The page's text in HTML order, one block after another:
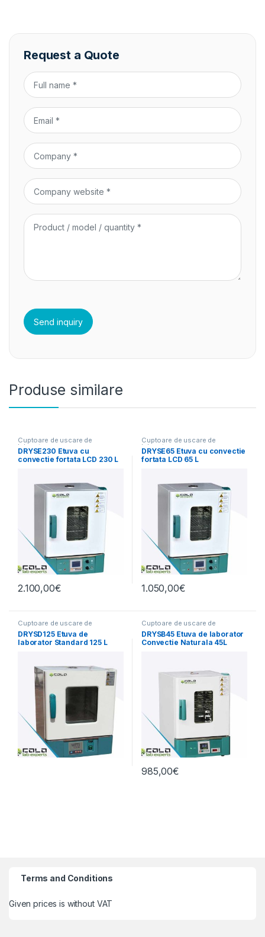
Request a Quote
Produse similare
Cuptoare de uscare de
laborator
DRYSE230 Etuva cu
convectie fortata LCD 230 L
2.100,00€
Cuptoare de uscare de
laborator
DRYSE65 Etuva cu convectie
fortata LCD 65 L
1.050,00€
Cuptoare de uscare de
laborator
DRYSD125 Etuva de
laborator Standard 125 L
Cuptoare de uscare de
laborator
DRYSB45 Etuva de laborator
Convectie Naturala 45L
985,00€
Terms and Conditions
Given prices is without VAT